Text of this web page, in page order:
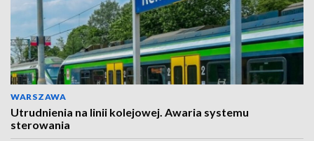
WARSZAWA
Utrudnienia na linii kolejowej. Awaria systemu
sterowania